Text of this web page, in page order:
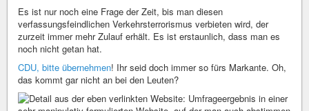
Es ist nur noch eine Frage der Zeit, bis man diesen
verfassungsfeindlichen Verkehrsterrorismus verbieten wird, der
zurzeit immer mehr Zulauf erhält. Es ist erstaunlich, dass man es
noch nicht getan hat.
CDU, bitte übernehmen! Ihr seid doch immer so fürs Markante. Oh,
das kommt gar nicht an bei den Leuten?